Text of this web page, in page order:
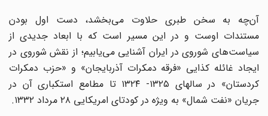
آن‌چه به سخن طبری حلاوت می‌بخشد، دست اول بودن
مستندات اوست و در این مسیر است که با ابعاد جدیدی از
سیاست‌های شوروی در ایران آشنایی می‌یابیم؛ از نقش شوروی در
ایجاد غائله کذایی «فرقه دمکرات آذربایجان» و «حزب دمکرات
کردستان» در سالهای ۱۳۲۵- ۱۳۲۴ تا مطامع استکباری آن در
جریان «نفت شمال» به ویژه در کودتای امریکایی ۲۸ مرداد ۱۳۳۲.